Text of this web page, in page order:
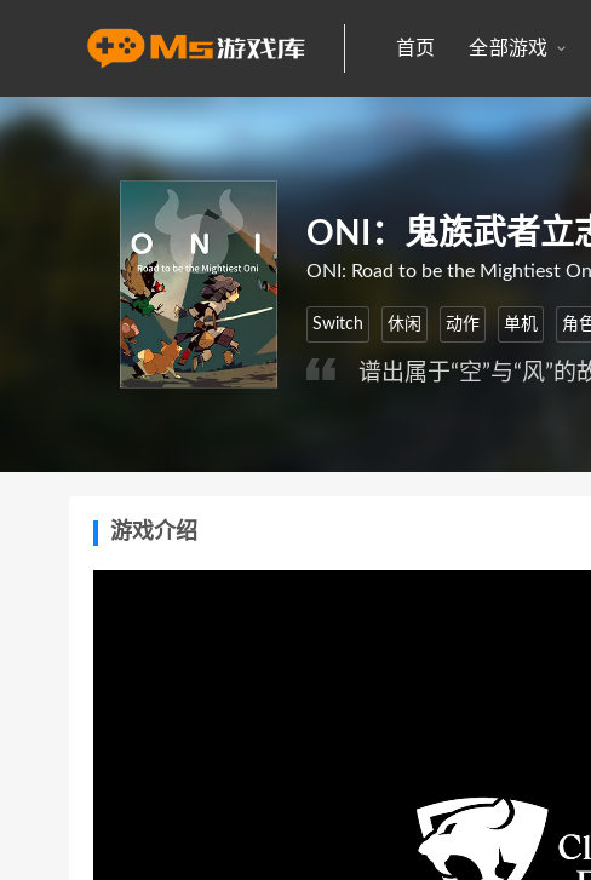
首页 全部游戏
ONI：鬼族武者立
ONI: Road to be the Mightiest
Switch 休闲 动作 单机 角
谱出属于“空”与“风”的
游戏介绍